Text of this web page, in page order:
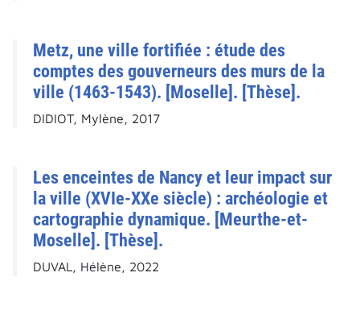
Metz, une ville fortifiée : étude des
comptes des gouverneurs des murs de la
ville (1463-1543). [Moselle]. [Thèse].
DIDIOT, Mylène, 2017
Les enceintes de Nancy et leur impact sur
la ville (XVIe-XXe siècle) : archéologie et
cartographie dynamique. [Meurthe-et-
Moselle]. [Thèse].
DUVAL, Hélène, 2022